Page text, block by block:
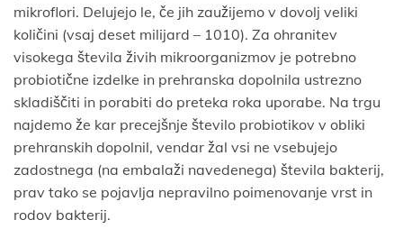
mikroflori. Delujejo le, če jih zaužijemo v dovolj veliki
količini (vsaj deset milijard – 1010). Za ohranitev
visokega števila živih mikroorganizmov je potrebno
probiotične izdelke in prehranska dopolnila ustrezno
skladiščiti in porabiti do preteka roka uporabe. Na trgu
najdemo že kar precejšnje število probiotikov v obliki
prehranskih dopolnil, vendar žal vsi ne vsebujejo
zadostnega (na embalaži navedenega) števila bakterij,
prav tako se pojavlja nepravilno poimenovanje vrst in
rodov bakterij.